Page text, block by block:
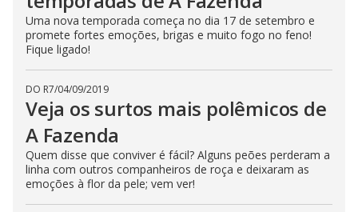
Uma nova temporada começa no dia 17 de setembro e
promete fortes emoções, brigas e muito fogo no feno!
Fique ligado!
DO R7/04/09/2019
Veja os surtos mais polêmicos de
A Fazenda
Quem disse que conviver é fácil? Alguns peões perderam a
linha com outros companheiros de roça e deixaram as
emoções à flor da pele; vem ver!